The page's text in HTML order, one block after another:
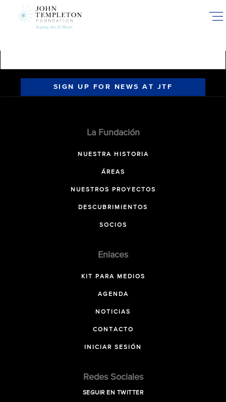
SIGN UP FOR NEWS AT JTF
La Fundación
NUESTRA HISTORIA
ÁREAS
NUESTROS PROYECTOS
DESCUBRIMIENTOS
SOCIOS
Enlaces
KIT PARA MEDIOS
AGENDA
NOTICIAS
CONTACTO
INICIAR SESIÓN
Redes Sociales
SEGUIR EN TWITTER